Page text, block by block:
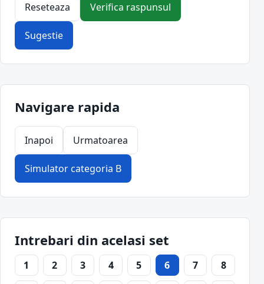
Reseteaza Verifica raspunsul
Sugestie
Navigare rapida
Inapoi Urmatoarea
Simulator categoria B
Intrebari din acelasi set
1 2 3 4 5 6 7
8